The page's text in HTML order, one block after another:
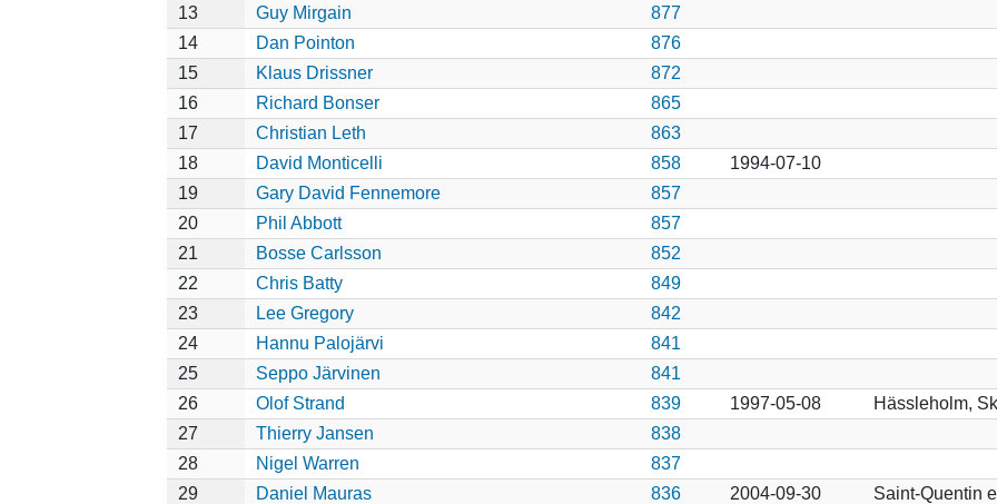
13
Guy Mirgain
877
14
Dan Pointon
876
15
Klaus Drissner
872
16
Richard Bonser
865
17
Christian Leth
863
18
David Monticelli 858
1994-07-10
19
Gary David Fennemore
857
20
Phil Abbott
857
21
Bosse Carlsson
852
22
Chris Batty
849
23
Lee Gregory
842
24
Hannu Palojärvi
841
25
Seppo Järvinen
841
26
Olof Strand 839 1997-05-08
Hässleholm,
27
Thierry Jansen
838
28
Nigel Warren
837
29
Daniel Mauras 836 2004-09-30
Saint-Quentin